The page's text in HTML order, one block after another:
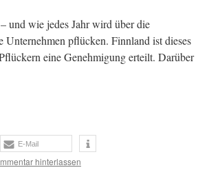
und wie jedes Jahr wird über die
Unternehmen pflücken. Finnland ist dieses
eine Genehmigung erteilt. Darüber
E-Mail
hinterlassen